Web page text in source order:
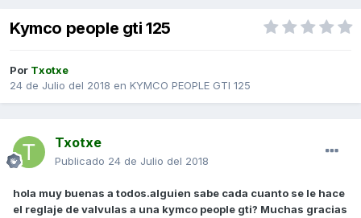
Kymco people gti 125
Por Txotxe
24 de Julio del 2018 en KYMCO PEOPLE GTI 125
Txotxe
Publicado 24 de Julio del 2018
hola muy buenas a todos.alguien sabe cada cuanto se le hace
el reglaje de valvulas a una kymco people gti? Muchas gracias